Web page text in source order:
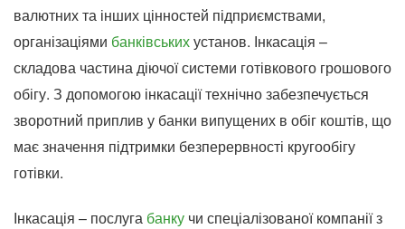
валютних та інших цінностей підприємствами,
організаціями банківськихустанов. Інкасація –
складова частина діючої системи готівкового грошового
обігу. З допомогою інкасації технічно забезпечується
зворотний приплив у банки випущених в обіг коштів, що
має значення підтримки безперервності кругообігу
готівки.
Інкасація – послуга банку чи спеціалізованої компанії з